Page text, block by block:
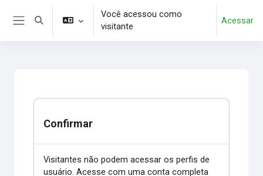
Ir para o conteúdo principal
Alternar entrada de pesquisa
Você acessou como
visitante
Acessar
Confirmar
Visitantes não podem acessar os perfis de
usuário. Acesse com uma conta completa